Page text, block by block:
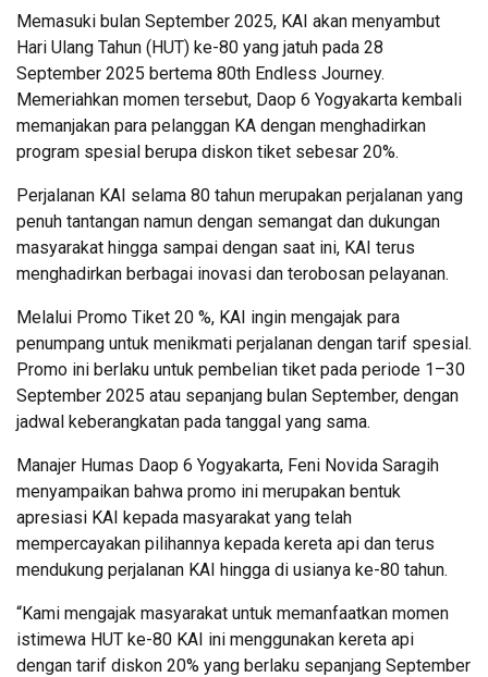
Memasuki bulan September 2025, KAI akan menyambut
Hari Ulang Tahun (HUT) ke-80 yang jatuh pada 28
September 2025 bertema 80th Endless Journey.
Memeriahkan momen tersebut, Daop 6 Yogyakarta kembali
memanjakan para pelanggan KA dengan menghadirkan
program spesial berupa diskon tiket sebesar 20%.
Perjalanan KAI selama 80 tahun merupakan perjalanan yang
penuh tantangan namun dengan semangat dan dukungan
masyarakat hingga sampai dengan saat ini, KAI terus
menghadirkan berbagai inovasi dan terobosan pelayanan.
Melalui Promo Tiket 20 %, KAI ingin mengajak para
penumpang untuk menikmati perjalanan dengan tarif spesial.
Promo ini berlaku untuk pembelian tiket pada periode 1–30
September 2025 atau sepanjang bulan September, dengan
jadwal keberangkatan pada tanggal yang sama.
Manajer Humas Daop 6 Yogyakarta, Feni Novida Saragih
menyampaikan bahwa promo ini merupakan bentuk
apresiasi KAI kepada masyarakat yang telah
mempercayakan pilihannya kepada kereta api dan terus
mendukung perjalanan KAI hingga di usianya ke-80 tahun.
“Kami mengajak masyarakat untuk memanfaatkan momen
istimewa HUT ke-80 KAI ini menggunakan kereta api
dengan tarif diskon 20% yang berlaku sepanjang September